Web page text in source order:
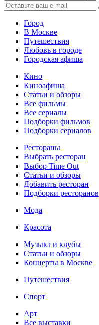
Город
В Москве
Путешествия
Любовь в городе
Городская афиша
Кино
Киноафиша
Статьи и обзоры
Все фильмы
Все сериалы
Подборки фильмов
Подборки сериалов
Рестораны
Выбрать ресторан
Выбор Time Out
Статьи и обзоры
Добавить ресторан
Подборки ресторанов
Мода
Красота
Музыка и клубы
Статьи и обзоры
Концерты в Москве
Путешествия
Спорт
Арт
Все выставки